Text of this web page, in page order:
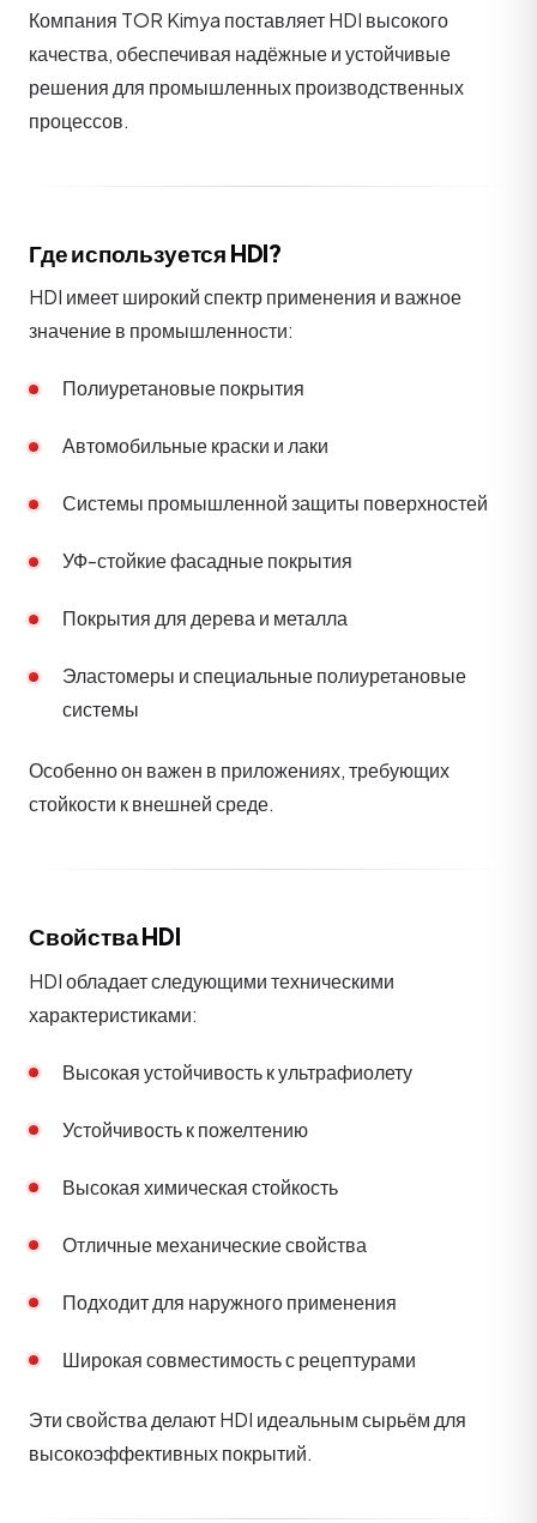
Компания TOR Kimya поставляет HDI высокого
качества, обеспечивая надёжные и устойчивые
решения для промышленных производственных
процессов.
Где используется HDI?
HDI имеет широкий спектр применения и важное
значение в промышленности:
Полиуретановые покрытия
Автомобильные краски и лаки
Системы промышленной защиты поверхностей
УФ-стойкие фасадные покрытия
Покрытия для дерева и металла
Эластомеры и специальные полиуретановые
системы
Особенно он важен в приложениях, требующих
стойкости к внешней среде.
Свойства HDI
HDI обладает следующими техническими
характеристиками:
Высокая устойчивость к ультрафиолету
Устойчивость к пожелтению
Высокая химическая стойкость
Отличные механические свойства
Подходит для наружного применения
Широкая совместимость с рецептурами
Эти свойства делают HDI идеальным сырьём для
высокоэффективных покрытий.